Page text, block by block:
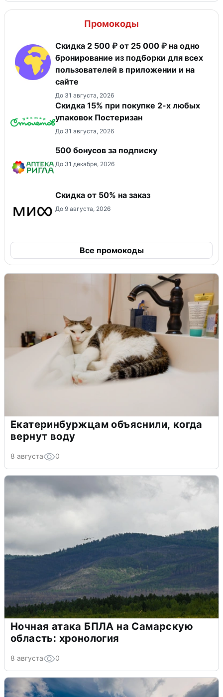
Промокоды
Скидка 2 500 ₽ от 25 000 ₽ на одно
бронирование из подборки для всех
пользователей в приложении и на
сайте
До 31 августа, 2026
Скидка 15% при покупке 2-х любых
упаковок Постеризан
До 31 августа, 2026
500 бонусов за подписку
До 31 декабря, 2026
Скидка от 50% на заказ
До 9 августа, 2026
Все промокоды
Екатеринбуржцам объяснили, когда
вернут воду
8 августа 0
Ночная атака БПЛА на Самарскую
область: хронология
8 августа 0